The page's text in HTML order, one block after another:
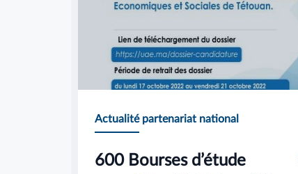
Actualité partenariat national
600 Bourses d’étude